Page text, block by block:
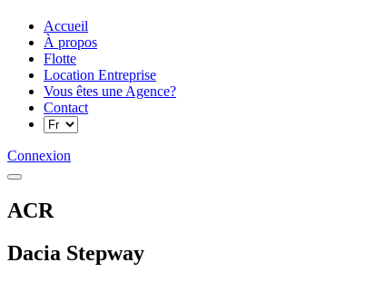
Accueil
À propos
Flotte
Location Entreprise
Vous êtes une Agence?
Contact
Connexion
ACR
Dacia Stepway